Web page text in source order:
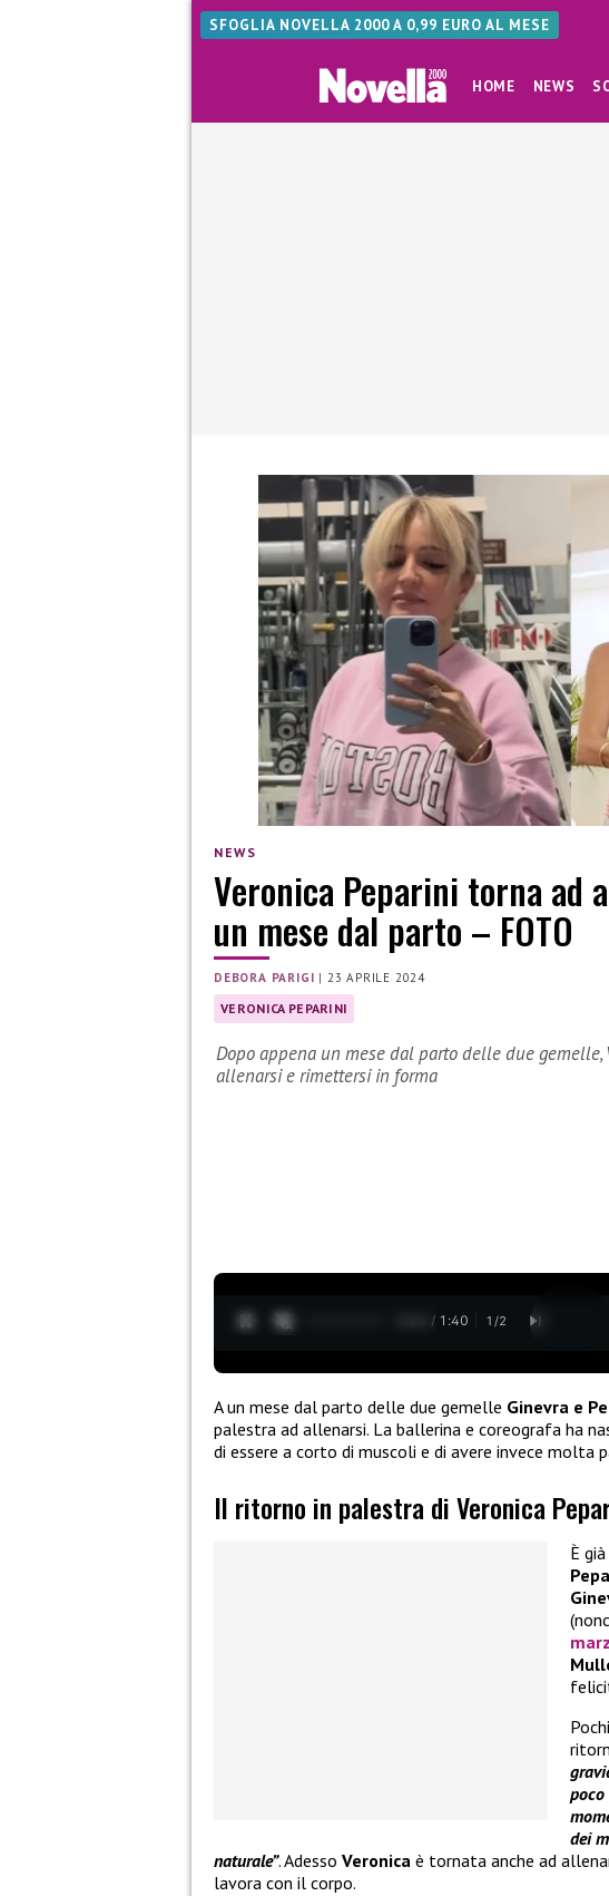
SFOGLIA NOVELLA 2000 A 0,99 EURO AL MESE
HOME NEWS
NEWS
Veronica Peparini torna ad
un mese dal parto – FOTO
DEBORA PARIGI | 23 APRILE 2024
VERONICA PEPARINI
Dopo appena un mese dal parto delle due
allenarsi e rimettersi in forma
0:27 / 1:40 1 /2
A un mese dal parto delle due gemelle Ginevra e
palestra ad allenarsi. La ballerina e coreografa ha
di essere a corto di muscoli e di avere invece molta
Il ritorno in palestra di Veronica
È
poco
dei
naturale”. Adesso Veronica è tornata anche ad
lavora con il corpo.